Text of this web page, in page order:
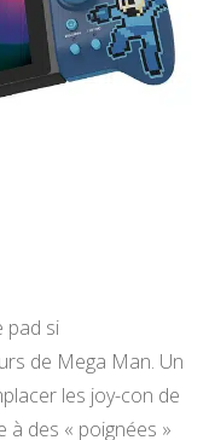
pad si
de Mega Man. Un
les joy-con de
à des « poignées »